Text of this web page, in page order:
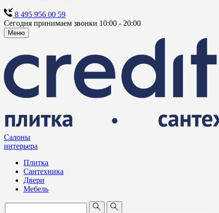
8 495 956 00 59
Сегодня принимаем звонки 10:00 - 20:00
Меню
Салоны
интерьера
Плитка
Сантехника
Двери
Мебель